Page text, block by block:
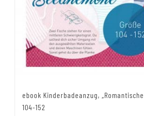
ebook Kinderbadeanzug,
104-152